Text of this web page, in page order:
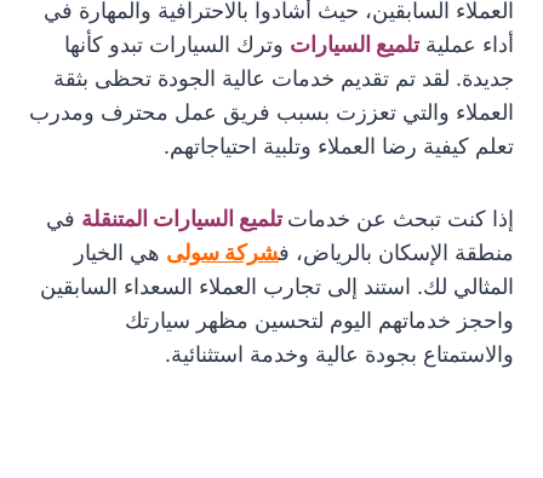
العملاء السابقين، حيث أشادوا بالاحترافية والمهارة في
أداء عمليةتلميع السيارات وترك السيارات تبدو كأنها
جديدة. لقد تم تقديم خدمات عالية الجودة تحظى بثقة
العملاء والتي تعززت بسبب فريق عمل محترف ومدرب
تعلم كيفية رضا العملاء وتلبية احتياجاتهم.
إذا كنت تبحث عن خدماتتلميع السيارات المتنقلة في
منطقة الإسكان بالرياض، فشركة سولى هي الخيار
المثالي لك. استند إلى تجارب العملاء السعداء السابقين
واحجز خدماتهم اليوم لتحسين مظهر سيارتك
والاستمتاع بجودة عالية وخدمة استثنائية.